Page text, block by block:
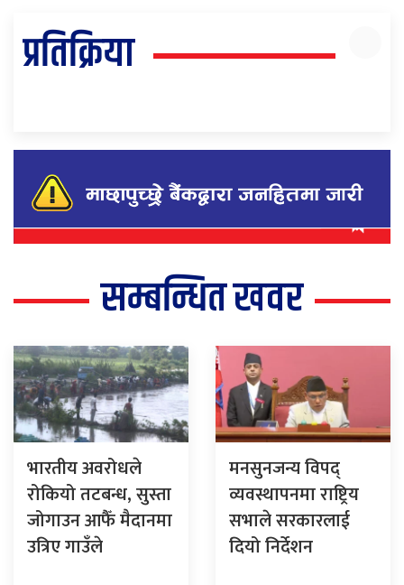
प्रतिक्रिया
सम्बन्धित खवर
भारतीय अवरोधले
रोकियो तटबन्ध, सुस्ता
जोगाउन आफैँ मैदानमा
उत्रिए गाउँले
मनसुनजन्य विपद्
व्यवस्थापनमा राष्ट्रिय
सभाले सरकारलाई
दियो निर्देशन